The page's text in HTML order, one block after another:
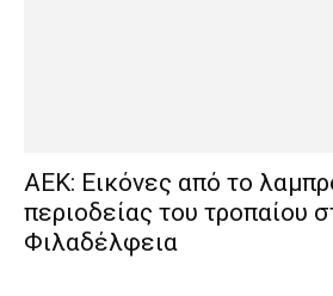
ΑΕΚ: Εικόνες από το
περιοδείας του τροπαίου
Φιλαδέλφεια